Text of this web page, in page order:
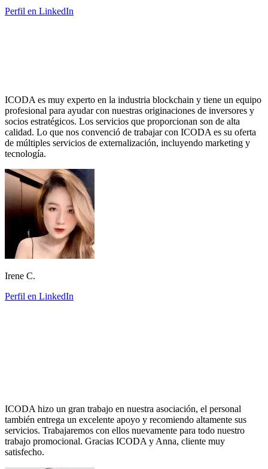
Perfil en LinkedIn
ICODA es muy experto en la industria blockchain y tiene un equipo
profesional para ayudar con nuestras originaciones de inversores y
socios estratégicos. Los servicios que proporcionan son de alta
calidad. Lo que nos convenció de trabajar con ICODA es su oferta
de múltiples servicios de externalización, incluyendo marketing y
tecnología.
Irene C.
Perfil en LinkedIn
ICODA hizo un gran trabajo en nuestra asociación, el personal
también entrega un excelente apoyo y recomiendo altamente sus
servicios. Trabajaremos con ellos nuevamente para todo nuestro
trabajo promocional. Gracias ICODA y Anna, cliente muy
satisfecho.